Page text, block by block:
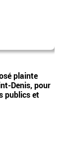
plainte
Denis, pour
publics et